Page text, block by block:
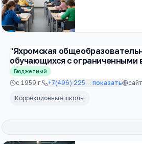
"Яхромская
обучающихся с ограниченными
Бюджетный
с 1959 г. +7(496) 225… показать
сайт
Коррекционные школы